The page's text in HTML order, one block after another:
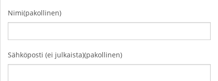
Nimi(pakollinen)
Sähköposti (ei julkaista)(pakollinen)